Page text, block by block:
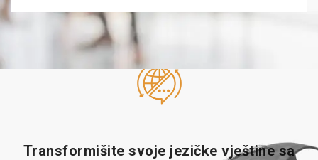
Transformišite svoje jezičke vještine sa